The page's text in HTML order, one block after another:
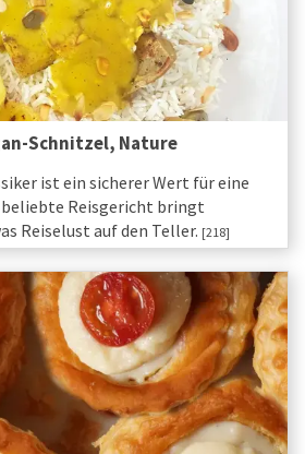
Schnitzel, Nature
ist ein sicherer Wert für eine
beliebte Reisgericht bringt
Reiselust auf den Teller. [218]